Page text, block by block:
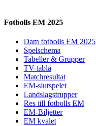
Fotbolls EM 2025
Dam fotbolls EM 2025
Spelschema
Tabeller & Grupper
TV-tablå
Matchresultat
EM-slutspelet
Landslagstrupper
Res till fotbolls EM
EM-Biljetter
EM kvalet